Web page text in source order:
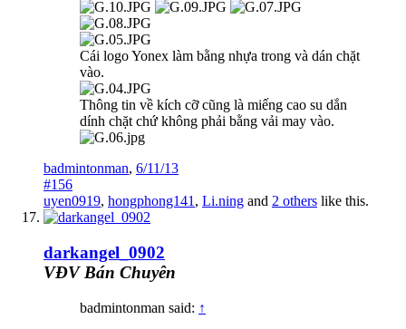
Cái logo Yonex làm bằng nhựa trong và dán chặt
vào.
Thông tin về kích cỡ cũng là miếng cao su dắn
dính chặt chứ không phải bằng vải may vào.
badmintonman, 6/11/13
#156
uyen0919, hongphong141 , Li.ning and 2 others like this.
darkangel_0902
VĐV Bán Chuyên
badmintonman said: ↑